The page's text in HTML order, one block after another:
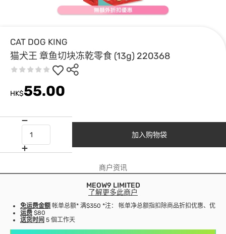
CAT DOG KING
猫犬王 章鱼切块冻乾零食 (13g) 220368
HK$55.00
加入购物袋
商户资讯
MEOW9 LIMITED
了解更多此商户
免运费金额 帐单总额* 满$350 *注： 帐单净总额指扣除商品折扣优惠、优惠
运费 $80
送货时间 5 個工作天